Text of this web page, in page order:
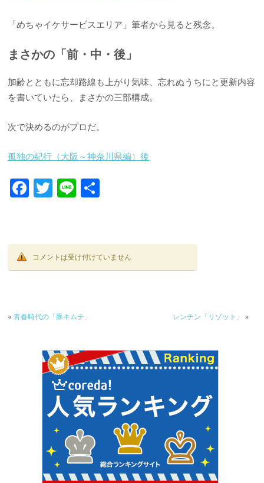
「めちゃイケサービスエリア」筆者から見ると残念。
まさかの「前・中・後」
加齢とともに忘却路線も上がり気味、忘れぬうちにと更新内容
を書いていたら、まさかの三部構成。
次で決めるのがプロだ。
孤独の紀行（大阪～神奈川県編）後
F
b
o
T
er
Li
コメントは受け付けていません
«青春時代の「豚キムチ」 レンチン「リゾット」 »